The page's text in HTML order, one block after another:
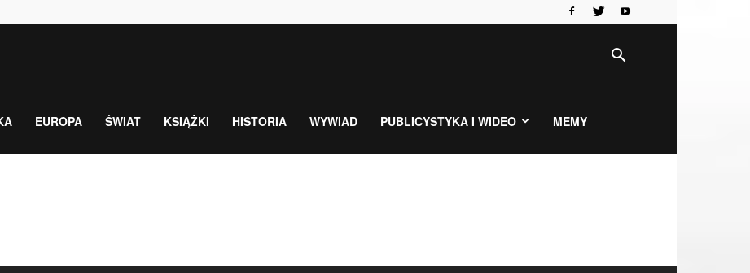
EUROPA ŚWIAT KSIĄŻKI HISTORIA WYWIAD PUBLICYSTYKA I WIDEO MEMY